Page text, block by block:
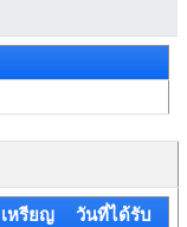
เหรียญ
วันที่ได้รับ